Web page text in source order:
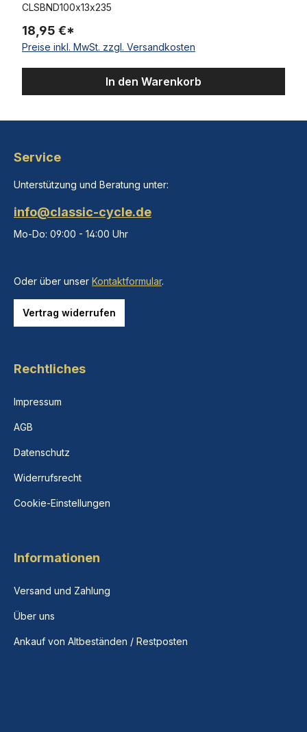
CLSBND100x13x235
18,95 €*
Preise inkl. MwSt. zzgl. Versandkosten
In den Warenkorb
Service
Unterstützung und Beratung unter:
info@classic-cycle.de
Mo-Do: 09:00 - 14:00 Uhr
Oder über unser Kontaktformular.
Vertrag widerrufen
Rechtliches
Impressum
AGB
Datenschutz
Widerrufsrecht
Cookie-Einstellungen
Informationen
Versand und Zahlung
Über uns
Ankauf von Altbeständen / Restposten